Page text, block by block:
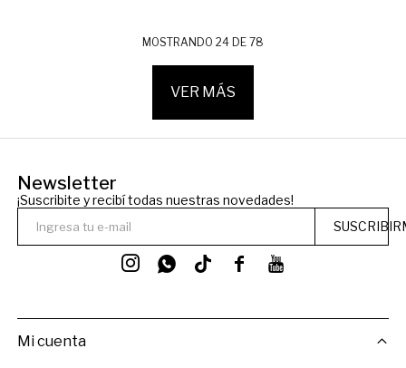
MOSTRANDO 24 DE 78
VER MÁS
Newsletter
¡Suscribite y recibí todas nuestras novedades!
 
 
Mi cuenta